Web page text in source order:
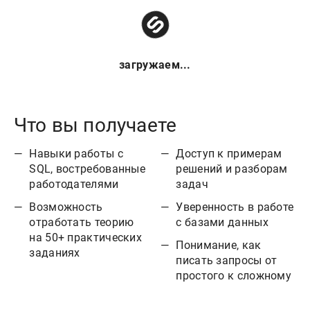
загружаем...
Что вы получаете
Навыки работы с
SQL, востребованные
работодателями
Возможность
отработать теорию
на 50+ практических
заданиях
Доступ к примерам
решений и разборам
задач
Уверенность в работе
с базами данных
Понимание, как
писать запросы от
простого к сложному